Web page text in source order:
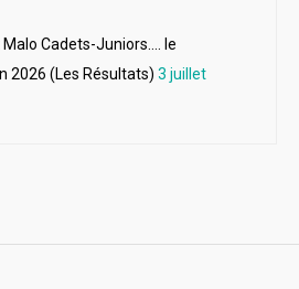
Cadets-Juniors…. le
2026 (Les Résultats) 3 juillet